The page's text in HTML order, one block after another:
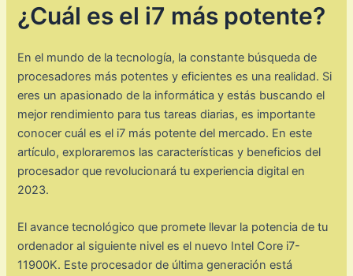
¿Cuál es el i7 más potente?
En el mundo de la tecnología, la constante búsqueda de
procesadores más potentes y eficientes es una realidad. Si
eres un apasionado de la informática y estás buscando el
mejor rendimiento para tus tareas diarias, es importante
conocer cuál es el i7 más potente del mercado. En este
artículo, exploraremos las características y beneficios del
procesador que revolucionará tu experiencia digital en
2023.
El avance tecnológico que promete llevar la potencia de tu
ordenador al siguiente nivel es el nuevo Intel Core i7-
11900K. Este procesador de última generación está